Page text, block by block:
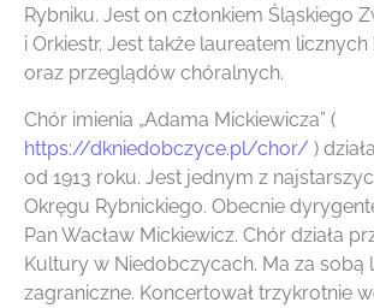
Rybniku. Jest on członkiem Śląskiego
i Orkiestr. Jest także laureatem
oraz przeglądów chóralnych.
Chór imienia „Adama Mickiewicza” (
https://dkniedobczyce.pl/chor/ )
od 1913 roku. Jest jednym z
Okręgu Rybnickiego. Obecnie
Pan Wacław Mickiewicz. Chór działa
Kultury w Niedobczycach. Ma za sobą
zagraniczne. Koncertował trzykrotnie